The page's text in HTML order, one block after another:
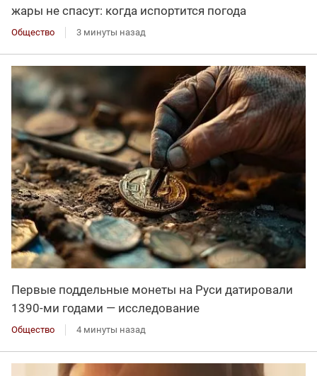
жары не спасут: когда испортится погода
Общество 3 минуты назад
Первые поддельные монеты на Руси датировали
1390-ми годами — исследование
Общество 4 минуты назад